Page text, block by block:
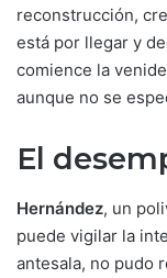
reconstrucción,
está por llegar y
comience la
aunque no se
El
Hernández, un
puede vigilar la
antesala, no pudo